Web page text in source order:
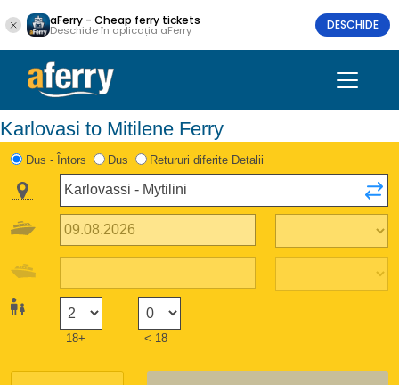
aFerry - Cheap ferry tickets
Deschide în aplicația aFerry DESCHIDE
Karlovasi to Mitilene Ferry
Dus - Întors Dus Retururi diferite Detalii
18+ < 18